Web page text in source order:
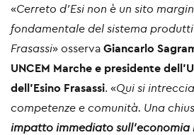
«Cerreto d’Esi non è un sito
fondamentale del sistema
Frasassi» osserva Giancarlo
UNCEM Marche e presidente
dell’Esino Frasassi. «Qui si
competenze e comunità. Una
impatto immediato